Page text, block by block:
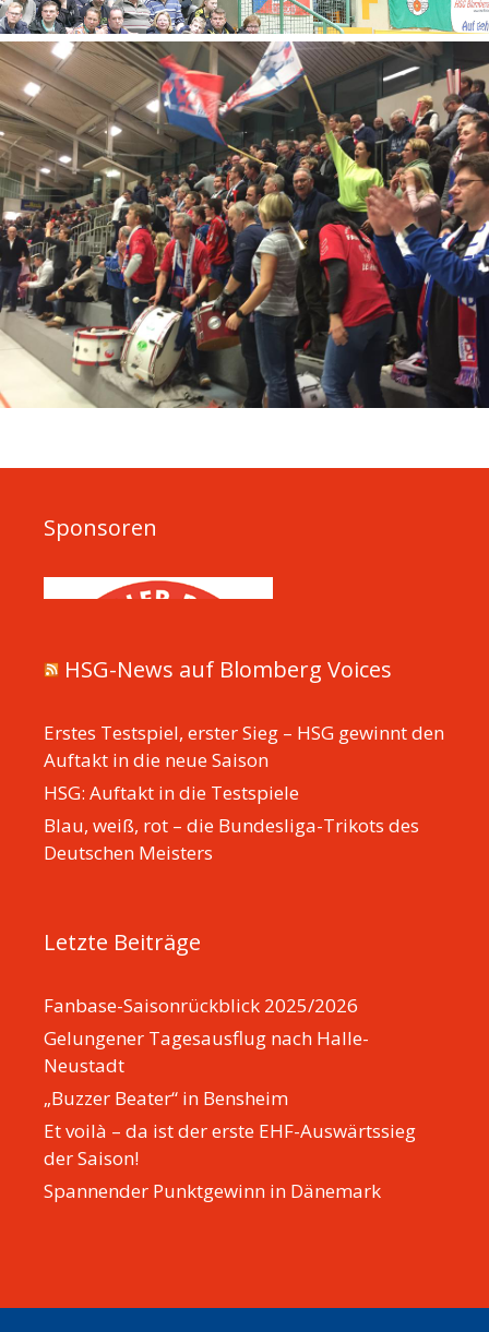
Sponsoren
HSG-News auf Blomberg Voices
Erstes Testspiel, erster Sieg – HSG gewinnt den
Auftakt in die neue Saison
HSG: Auftakt in die Testspiele
Blau, weiß, rot – die Bundesliga-Trikots des
Deutschen Meisters
Letzte Beiträge
Fanbase-Saisonrückblick 2025/2026
Gelungener Tagesausflug nach Halle-
Neustadt
„Buzzer Beater“ in Bensheim
Et voilà – da ist der erste EHF-Auswärtssieg
der Saison!
Spannender Punktgewinn in Dänemark